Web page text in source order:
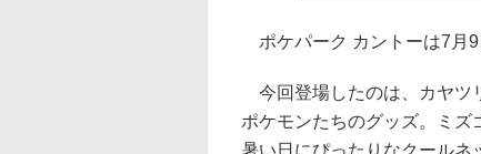
ポケパーク カントーは7月9
今回登場したのは、カヤツ
ポケモンたちのグッズ。ミズ
暑い日にぴったりなクールネ